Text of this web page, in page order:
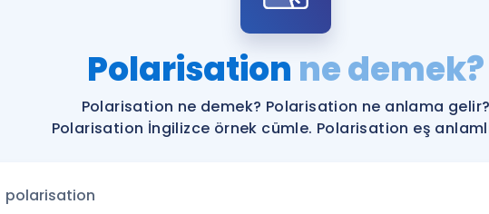
YDS ve YÖKDİL
YDS ve YÖKDİL'e
Tüm ÖSYM
Polarisation ne demek?
Polarisation ne demek? Polarisation ne anlama gelir?
Polarisation İngilizce örnek cümle. Polarisation eş